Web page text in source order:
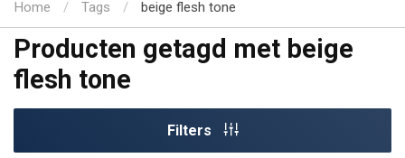
Home / Tags / beige flesh tone
Producten getagd met beige
flesh tone
Filters